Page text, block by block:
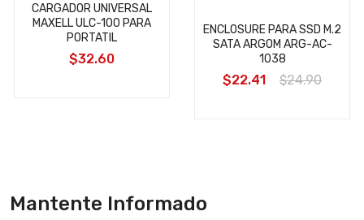
CARGADOR UNIVERSAL
MAXELL ULC-100 PARA
PORTATIL
$32.60
ENCLOSURE PARA SSD M.2
SATA ARGOM ARG-AC-
1038
$22.41 $24.90
Mantente Informado